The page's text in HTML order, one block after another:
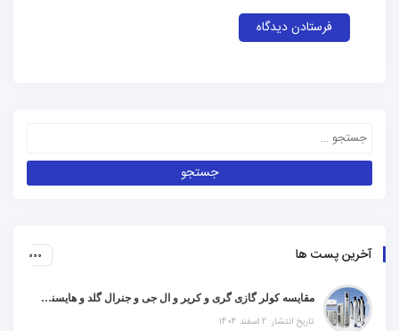
آخرین پست ها
مقایسه کولر گازی گری و کریر و ال جی و جنرال گلد و هایسنس و مدیا و اجنرال
تاریخ انتشار: 2 اسفند 1404